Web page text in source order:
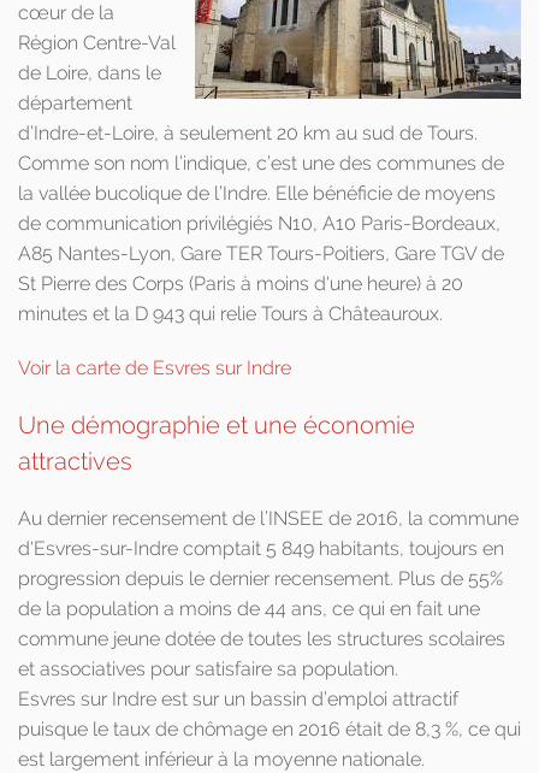
cœur de la
Région Centre-Val
de Loire, dans le
département
d’Indre-et-Loire, à seulement 20 km au sud de Tours.
Comme son nom l’indique, c’est une des communes de
la vallée bucolique de l’Indre. Elle bénéficie de moyens
de communication privilégiés N10, A10 Paris-Bordeaux,
A85 Nantes-Lyon, Gare TER Tours-Poitiers, Gare TGV de
St Pierre des Corps (Paris à moins d'une heure) à 20
minutes et la D 943 qui relie Tours à Châteauroux.
Voir la carte de Esvres sur Indre
Une démographie et une économie
attractives
Au dernier recensement de l’INSEE de 2016, la commune
d'Esvres-sur-Indre comptait 5 849 habitants, toujours en
progression depuis le dernier recensement. Plus de 55%
de la population a moins de 44 ans, ce qui en fait une
commune jeune dotée de toutes les structures scolaires
et associatives pour satisfaire sa population.
Esvres sur Indre est sur un bassin d’emploi attractif
puisque le taux de chômage en 2016 était de 8,3 %, ce qui
est largement inférieur à la moyenne nationale.